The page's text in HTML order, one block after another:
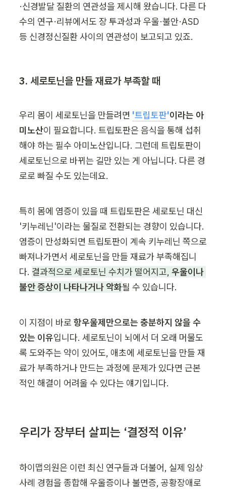
·신경발달 질환의 연관성을 제시해 왔습니다. 다른 다
수의 연구·리뷰에서도 장 투과성과 우울·불안·ASD
등 신경정신질환 사이의 연관성이 보고되고 있죠.
3. 세로토닌을 만들 재료가 부족할 때
우리 몸이 세로토닌을 만들려면 '트립토판'이라는 아
미노산이 필요합니다. 트립토판은 음식을 통해 섭취
해야 하는 필수 아미노산입니다. 그런데 트립토판이
세로토닌으로 바뀌는 길만 있는 게 아닙니다. 다른 경
로로 빠질 수도 있는데요.
특히 몸에 염증이 있을 때 트립토판은 세로토닌 대신
'키누레닌'이라는 물질로 전환되는 경향이 있습니다.
염증이 만성화되면 트립토판이 계속 키누레닌 쪽으로
빠져나가면서 세로토닌을 만들 재료가 부족해집니
다. 결과적으로 세로토닌 수치가 떨어지고, 우울이나
불안 증상이 나타나거나 악화될 수 있습니다.
이 지점이 바로 항우울제만으로는 충분하지 않을 수
있는 이유입니다. 세로토닌이 뇌에서 더 오래 머물도
록 도와주는 약이 있어도, 애초에 세로토닌을 만들 재
료가 부족하거나 만드는 과정에 문제가 있다면 근본
적인 해결이 어려울 수 있다는 얘기입니다.
우리가 장부터 살피는 ‘결정적 이유’
하이맵의원은 이런 최신 연구들과 더불어, 실제 임상
사례 경험을 종합해 우울증이나 불면증, 공황장애로